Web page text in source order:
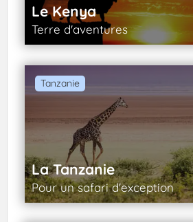
Le Kenya
Terre d'aventures
Tanzanie
La Tanzanie
Pour un safari d'exception